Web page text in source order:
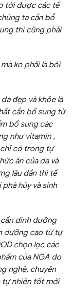
tới được các tế
ta cần bổ
thì cũng phải
ko phải là bôi
đẹp và khỏe là
cần bổ sung từ
bổ sung các
như vitamin ,
chỉ có trong tự
ăn của da và
lâu dần thì tế
hủy và sinh
dinh dưỡng
dưỡng cao từ tự
chọn lọc các
của NGA do
nghệ, chuyên
tự nhiên tốt mới